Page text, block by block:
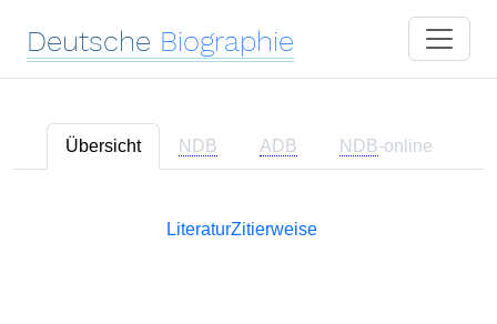
Deutsche Biographie
Übersicht NDB ADB NDB-online
LiteraturZitierweise